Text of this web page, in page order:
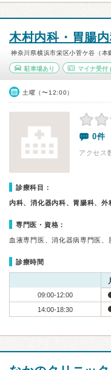
木村内科・胃腸
神奈川県横浜市栄区小菅ケ谷（本
駐車場あり マイナ受付(
土曜（〜12:00）
0件
アクセス
診療科目：
内科、消化器内科、胃腸科、
専門医・資格：
血液専門医、消化器病専門医
診療時間
09:00-12:00
14:00-18:30